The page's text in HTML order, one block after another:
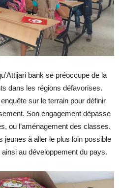
bank se préoccupe de la
dans les régions défavorises.
sur le terrain pour définir
Son engagement dépasse
ou l’aménagement des classes.
jeunes à aller le plus loin possible
au développement du pays.